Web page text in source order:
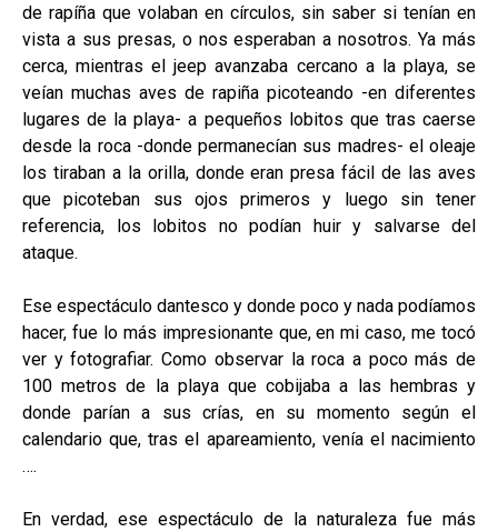
de rapíña que volaban en círculos, sin saber si tenían en
vista a sus presas, o nos esperaban a nosotros. Ya más
cerca, mientras el jeep avanzaba cercano a la playa, se
veían muchas aves de rapiña picoteando -en diferentes
lugares de la playa- a pequeños lobitos que tras caerse
desde la roca -donde permanecían sus madres- el oleaje
los tiraban a la orilla, donde eran presa fácil de las aves
que picoteban sus ojos primeros y luego sin tener
referencia, los lobitos no podían huir y salvarse del
ataque.
Ese espectáculo dantesco y donde poco y nada podíamos
hacer, fue lo más impresionante que, en mi caso, me tocó
ver y fotografiar. Como observar la roca a poco más de
100 metros de la playa que cobijaba a las hembras y
donde parían a sus crías, en su momento según el
calendario que, tras el apareamiento, venía el nacimiento
….
En verdad, ese espectáculo de la naturaleza fue más